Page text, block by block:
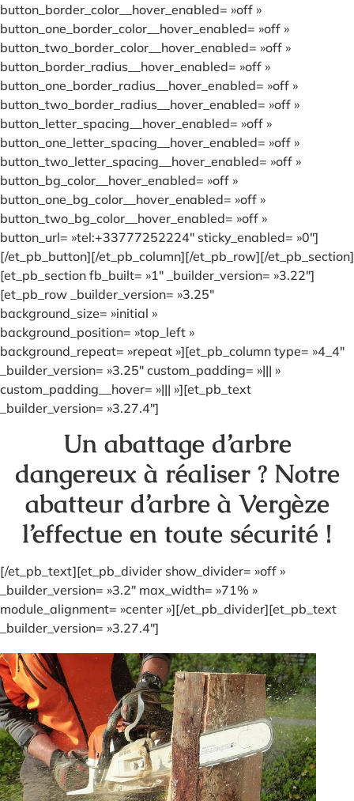
button_border_color__hover_enabled= »off »
button_one_border_color__hover_enabled= »off »
button_two_border_color__hover_enabled= »off »
button_border_radius__hover_enabled= »off »
button_one_border_radius__hover_enabled= »off »
button_two_border_radius__hover_enabled= »off »
button_letter_spacing__hover_enabled= »off »
button_one_letter_spacing__hover_enabled= »off »
button_two_letter_spacing__hover_enabled= »off »
button_bg_color__hover_enabled= »off »
button_one_bg_color__hover_enabled= »off »
button_two_bg_color__hover_enabled= »off »
button_url= »tel:+33777252224″ sticky_enabled= »0″]
[/et_pb_button][/et_pb_column][/et_pb_row][/et_pb_section]
[et_pb_section fb_built= »1″ _builder_version= »3.22″]
[et_pb_row _builder_version= »3.25″
background_size= »initial »
background_position= »top_left »
background_repeat= »repeat »][et_pb_column type= »4_4″
_builder_version= »3.25″ custom_padding= »||| »
custom_padding__hover= »||| »][et_pb_text
_builder_version= »3.27.4″]
Un abattage d’arbre
dangereux à réaliser ? Notre
abatteur d’arbre à Vergèze
l’effectue en toute sécurité !
[/et_pb_text][et_pb_divider show_divider= »off »
_builder_version= »3.2″ max_width= »71% »
module_alignment= »center »][/et_pb_divider][et_pb_text
_builder_version= »3.27.4″]